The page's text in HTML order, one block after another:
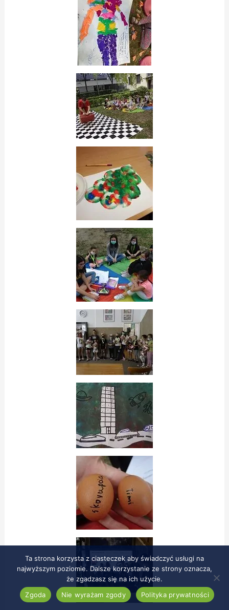
Ta strona korzysta z ciasteczek aby świadczyć usługi na
najwyższym poziomie. Dalsze korzystanie ze strony oznacza,
że zgadzasz się na ich użycie.
Zgoda
Nie wyrażam zgody Polityka prywatności